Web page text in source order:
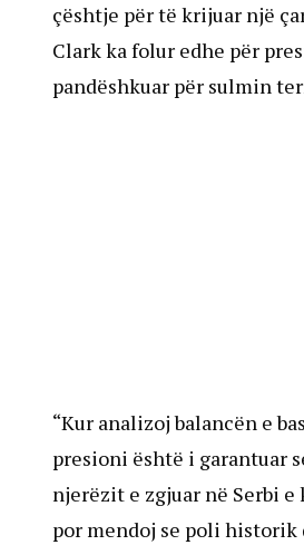
çështje për të krijuar një
Clark ka folur edhe për
pandëshkuar për sulmin
“Kur analizoj balancën e
presioni është i garantuar
njerëzit e zgjuar në Serbi
por mendoj se poli historik